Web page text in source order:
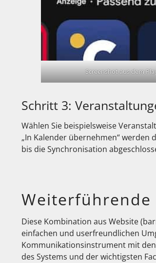
Screenshot aus dem
Schritt 3:
Wählen Sie beispielsweise
„In Kalender übernehmen“
bis die Synchronisation
Weiterführende
Diese Kombination aus Website
einfachen und userfreundlichen
Kommunikationsinstrument mit den
des Systems und der wichtigsten